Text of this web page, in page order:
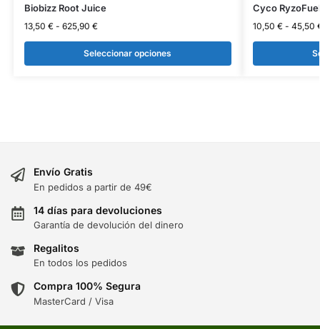
Biobizz Root Juice
13,50 € - 625,90 €
Seleccionar opciones
Cyco
10,50 € - 45,50
Envío Gratis
En pedidos a partir de 49€
14 días para devoluciones
Garantía de devolución del dinero
Regalitos
En todos los pedidos
Compra 100% Segura
MasterCard / Visa